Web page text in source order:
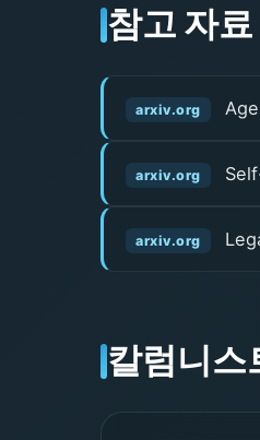
참고 자료
arxiv.org
arxiv.org
arxiv.org
칼럼니스